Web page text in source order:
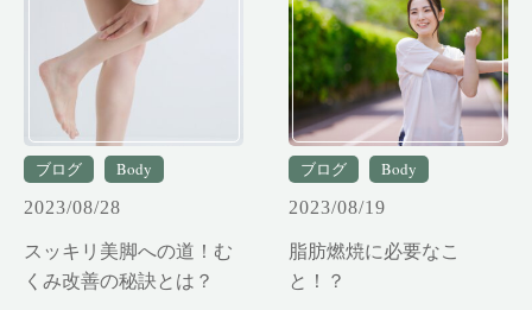
ブログ Body
2023/08/28
スッキリ美脚への道！む
くみ改善の秘訣とは？
ブログ Body
2023/08/19
脂肪燃焼に必要なこ
と！？